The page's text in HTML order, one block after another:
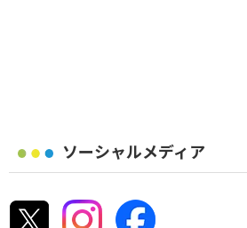
ソーシャルメディア